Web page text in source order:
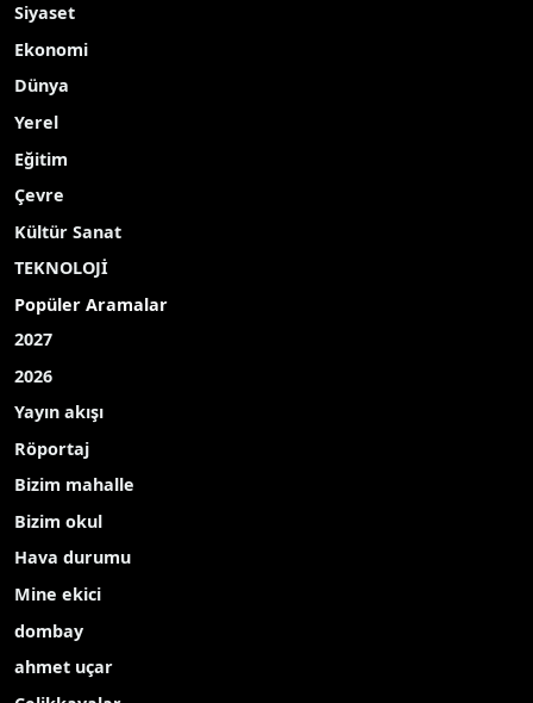
Siyaset
Ekonomi
Dünya
Yerel
Eğitim
Çevre
Kültür Sanat
TEKNOLOJİ
Popüler Aramalar
2027
2026
Yayın akışı
Röportaj
Bizim mahalle
Bizim okul
Hava durumu
Mine ekici
dombay
ahmet uçar